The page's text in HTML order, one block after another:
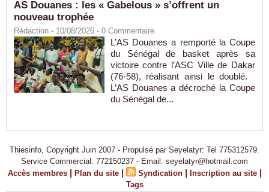
AS Douanes : les « Gabelous » s’offrent un
nouveau trophée
Rédaction - 10/08/2026 - 0 Commentaire
L’AS Douanes a remporté la Coupe
du Sénégal de basket après sa
victoire contre l’ASC Ville de Dakar
(76-58), réalisant ainsi le doublé.
L’AS Douanes a décroché la Coupe
du Sénégal de...
Thiesinfo, Copyright Juin 2007 - Propulsé par Seyelatyr: Tel 775312579.
Service Commercial: 772150237 - Email: seyelatyr@hotmail.com
Accès membres | Plan du site | Syndication | Inscription au site |
Tags